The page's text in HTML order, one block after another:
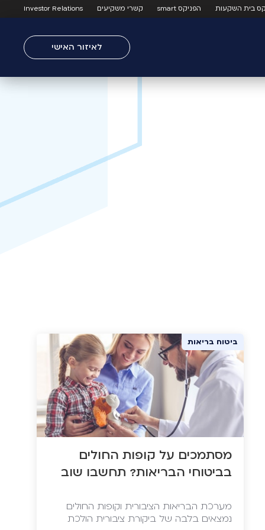
בית השקעות הפניקס smart קשרי משקיעים Investor Relations
לאיזור האישי
ביטוח בריאות
מסתמכים על קופות החולים
בביטוחי הבריאות? תחשבו שוב
מערכת הבריאות הציבורית וקופות החולים
נמצאים בלבה של ביקורת ציבורית הולכת